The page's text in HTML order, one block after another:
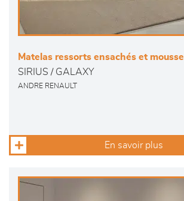
Matelas ressorts ensachés et mousse
SIRIUS / GALAXY
ANDRE RENAULT
En savoir plus